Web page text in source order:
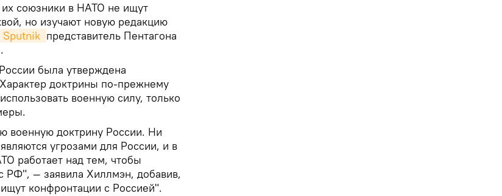
союзники в НАТО не ищут
но изучают новую редакцию
Sputnik представитель Пентагона
была утверждена
доктрины по-прежнему
военную силу, только
военную доктрину России. Ни
угрозами для России, и в
работает над тем, чтобы
РФ", — заявила Хиллмэн, добавив,
конфронтации с Россией".